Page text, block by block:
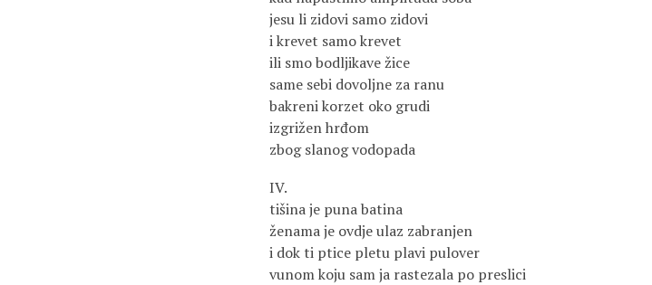
jesu li zidovi samo zidovi
i krevet samo krevet
ili smo bodljikave žice
same sebi dovoljne za ranu
bakreni korzet oko grudi
izgrižen hrđom
zbog slanog vodopada
IV.
tišina je puna batina
ženama je ovdje ulaz zabranjen
i dok ti ptice pletu plavi pulover
vunom koju sam ja rastezala po preslici